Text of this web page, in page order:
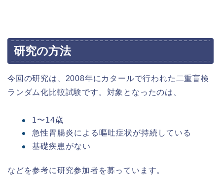
研究の方法
今回の研究は、2008年にカタールで行われた二重盲検
ランダム化比較試験です。対象となったのは、
1〜14歳
急性胃腸炎による嘔吐症状が持続している
基礎疾患がない
などを参考に研究参加者を募っています。